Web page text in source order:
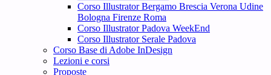
Corso Illustrator Bergamo Brescia Verona Udine
Bologna Firenze Roma
Corso Illustrator Padova WeekEnd
Corso Illustrator Serale Padova
Corso Base di Adobe InDesign
Lezioni e corsi
Proposte